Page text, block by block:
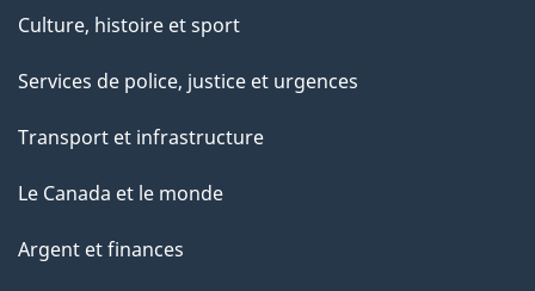
Culture, histoire et sport
Services de police, justice et urgences
Transport et infrastructure
Le Canada et le monde
Argent et finances